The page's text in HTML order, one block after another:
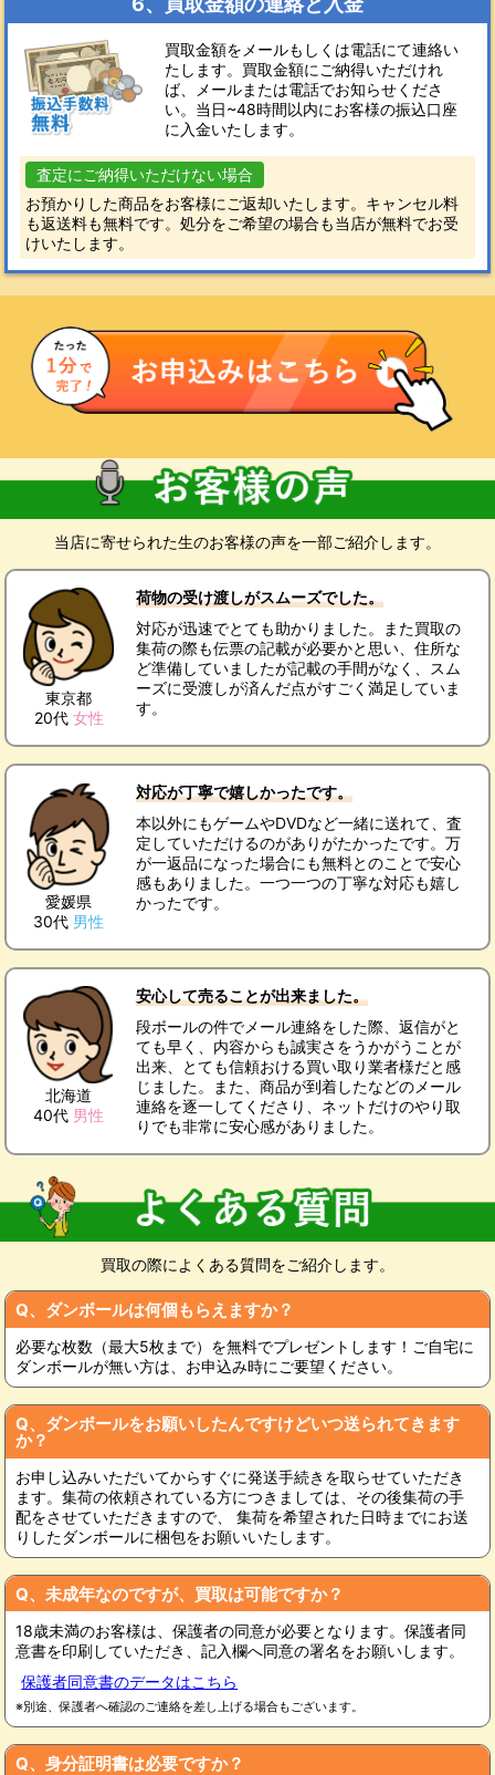
買取金額をメールもしくは電話にて連絡い
たします。買取金額にご納得いただけれ
ば、メールまたは電話でお知らせくださ
い。当日~48時間以内にお客様の振込口座
に入金いたします。
査定にご納得いただけない場合
お預かりした商品をお客様にご返却いたします。キャンセル料
も返送料も無料です。処分をご希望の場合も当店が無料でお受
けいたします。
当店に寄せられた生のお客様の声を一部ご紹介します。
東京都
20代 女性
荷物の受け渡しがスムーズでした。
対応が迅速でとても助かりました。また買取の
集荷の際も伝票の記載が必要かと思い、住所な
ど準備していましたが記載の手間がなく、スム
ーズに受渡しが済んだ点がすごく満足していま
す。
愛媛県
30代 男性
対応が丁寧で嬉しかったです。
本以外にもゲームやDVDなど一緒に送れて、査
定していただけるのがありがたかったです。万
が一返品になった場合にも無料とのことで安心
感もありました。一つ一つの丁寧な対応も嬉し
かったです。
北海道
40代 男性
安心して売ることが出来ました。
段ボールの件でメール連絡をした際、返信がと
ても早く、内容からも誠実さをうかがうことが
出来、とても信頼おける買い取り業者様だと感
じました。また、商品が到着したなどのメール
連絡を逐一してくださり、ネットだけのやり取
りでも非常に安心感がありました。
買取の際によくある質問をご紹介します。
Q、ダンボールは何個もらえますか？
必要な枚数（最大5枚まで）を無料でプレゼントします！ご自宅に
ダンボールが無い方は、お申込み時にご要望ください。
Q、ダンボールをお願いしたんですけどいつ送られてきます
か？
お申し込みいただいてからすぐに発送手続きを取らせていただき
ます。集荷の依頼されている方につきましては、その後集荷の手
配をさせていただきますので、 集荷を希望された日時までにお送
りしたダンボールに梱包をお願いいたします。
Q、未成年なのですが、買取は可能ですか？
18歳未満のお客様は、保護者の同意が必要となります。保護者同
意書を印刷していただき、記入欄へ同意の署名をお願いします。
保護者同意書のデータはこちら
※別途、保護者へ確認のご連絡を差し上げる場合もございます。
Q、身分証明書は必要ですか？